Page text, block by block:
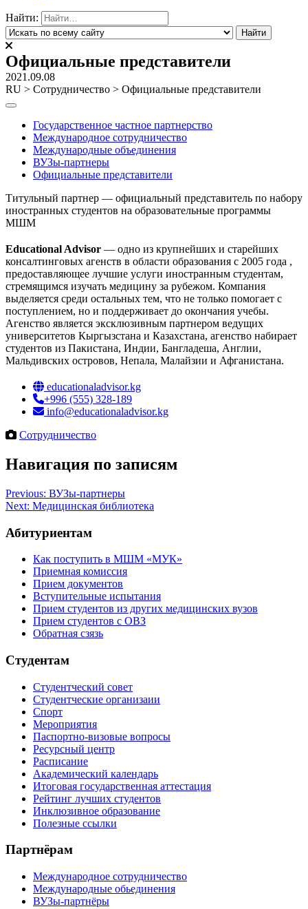
Найти:
Официальные представители
2021.09.08
RU > Сотрудничество > Официальные представители
Государственное частное партнерство
Международное сотрудничество
Международные объединения
ВУЗы-партнеры
Официальные представители
Титульный партнер — официальный представитель по набору
иностранных студентов на образовательные программы
МШМ
Educational Advisor — одно из крупнейших и старейших
консалтинговых агенств в области образования с 2005 года ,
предоставляющее лучшие услуги иностранным студентам,
стремящимся изучать медицину за рубежом. Компания
выделяется среди остальных тем, что не только помогает с
поступлением, но и поддерживает до окончания учебы.
Агенство является эксклюзивным партнером ведущих
университетов Кыргызстана и Казахстана, агенство набирает
студентов из Пакистана, Индии, Бангладеша, Англии,
Мальдивских островов, Непала, Малайзии и Афганистана.
educationaladvisor.kg
+996 (555) 328-189
info@educationaladvisor.kg
Сотрудничество
Навигация по записям
Previous: ВУЗы-партнеры
Next: Медицинская библиотека
Абитуриентам
Как поступить в МШМ «МУК»
Приемная комиссия
Прием документов
Вступительные испытания
Прием студентов из других медицинских вузов
Прием студентов с ОВЗ
Обратная сзязь
Студентам
Студентческий совет
Студентческие организаии
Спорт
Мероприятия
Паспортно-визовые вопросы
Ресурсный центр
Расписание
Академический календарь
Итоговая государственная аттестация
Рейтинг лучших студентов
Инклюзивное образование
Полезные ссылки
Партнёрам
Международное сотрудничество
Международные обьединения
ВУЗы-партнёры